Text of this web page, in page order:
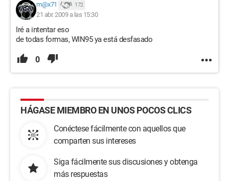
m@x71 172
21 abr. 2009 a las 15:30
Iré a intentar eso
de todas formas, WIN95 ya está desfasado
0
HÁGASE MIEMBRO EN UNOS POCOS CLICS
Conéctese fácilmente con aquellos que
comparten sus intereses
Siga fácilmente sus discusiones y obtenga
más respuestas